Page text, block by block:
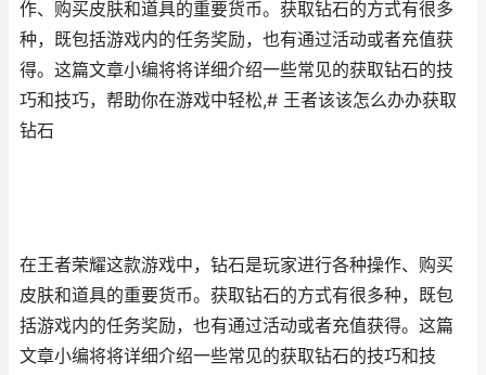
作、购买皮肤和道具的重要货币。获取钻石的方式有很多
种，既包括游戏内的任务奖励，也有通过活动或者充值获
得。这篇文章小编将将详细介绍一些常见的获取钻石的技
巧和技巧，帮助你在游戏中轻松,# 王者该该怎么办办获取
钻石
在王者荣耀这款游戏中，钻石是玩家进行各种操作、购买
皮肤和道具的重要货币。获取钻石的方式有很多种，既包
括游戏内的任务奖励，也有通过活动或者充值获得。这篇
文章小编将将详细介绍一些常见的获取钻石的技巧和技